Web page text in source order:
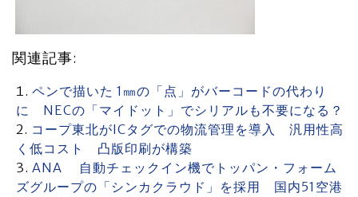
関連記事:
ペンで描いた 1㎜の「点」がバーコードの代わり
に NECの「マイドット」でシリアルも不要になる？
コープ東北がICタグでの物流管理を導入 汎用性高
く低コスト 凸版印刷が構築
ANA 自動チェックイン機でトッパン・フォーム
ズグループの「シンカクラウド」を採用 国内51空港